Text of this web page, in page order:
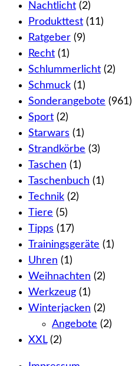
Nachtlicht (2)
Produkttest (11)
Ratgeber (9)
Recht (1)
Schlummerlicht (2)
Schmuck (1)
Sonderangebote (961)
Sport (2)
Starwars (1)
Strandkörbe (3)
Taschen (1)
Taschenbuch (1)
Technik (2)
Tiere (5)
Tipps (17)
Trainingsgeräte (1)
Uhren (1)
Weihnachten (2)
Werkzeug (1)
Winterjacken (2)
Angebote (2)
XXL(2)